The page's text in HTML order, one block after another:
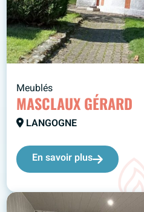
Meublés
MASCLAUX GÉRARD
LANGOGNE
En savoir plus